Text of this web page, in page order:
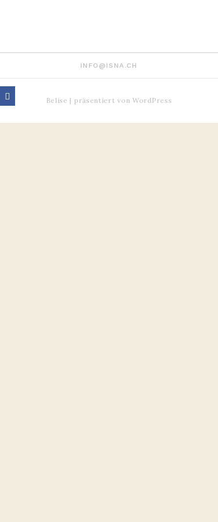
Belise | präsentiert vonWordPress
INFO@ISNA.CH